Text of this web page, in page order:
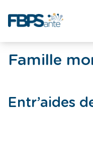
Famille
Entr’aides